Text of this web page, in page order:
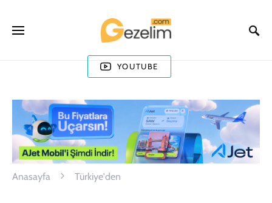
YOUTUBE
Anasayfa Türkiye'den